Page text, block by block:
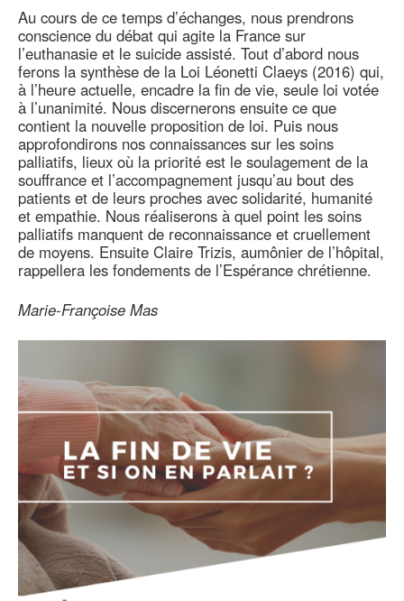
Au cours de ce temps d’échanges, nous prendrons
conscience du débat qui agite la France sur
l’euthanasie et le suicide assisté. Tout d’abord nous
ferons la synthèse de la Loi Léonetti Claeys (2016) qui,
à l’heure actuelle, encadre la fin de vie, seule loi votée
à l’unanimité. Nous discernerons ensuite ce que
contient la nouvelle proposition de loi. Puis nous
approfondirons nos connaissances sur les soins
palliatifs, lieux où la priorité est le soulagement de la
souffrance et l’accompagnement jusqu’au bout des
patients et de leurs proches avec solidarité, humanité
et empathie. Nous réaliserons à quel point les soins
palliatifs manquent de reconnaissance et cruellement
de moyens. Ensuite Claire Trizis, aumônier de l’hôpital,
rappellera les fondements de l’Espérance chrétienne.
Marie-Françoise Mas